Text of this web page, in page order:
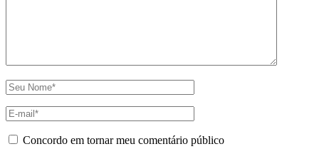
Concordo em tornar meu comentário público